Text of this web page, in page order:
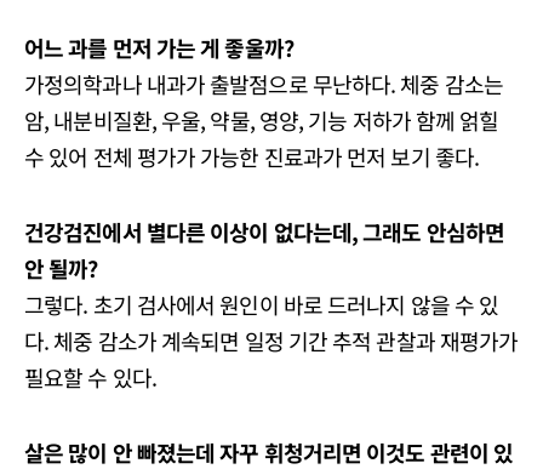
어느 과를 먼저 가는 게 좋울까?
가정의학과나 내과가 출발점으로 무난하다. 체중 감소는
암, 내분비질환, 우울, 약물, 영양, 기능 저하가 함께 얽힐
수 있어 전체 평가가 가능한 진료과가 먼저 보기 좋다.
건강검진에서 별다른 이상이 없다는데, 그래도 안심하면
안 될까?
그렇다. 초기 검사에서 원인이 바로 드러나지 않을 수 있
다. 체중 감소가 계속되면 일정 기간 추적 관찰과 재평가가
필요할 수 있다.
살은 많이 안 빠졌는데 자꾸 휘청거리면 이것도 관련이 있